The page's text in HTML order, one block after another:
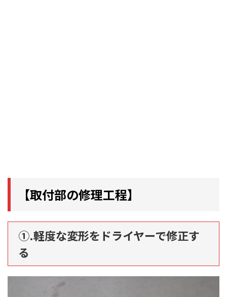
【取付部の修理工程】
①.軽度な変形をドライヤーで修正す
る